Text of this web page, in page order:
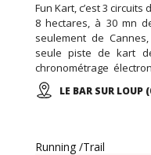
Fun Kart, c’est 3
8 hectares, à 30 mn
seulement de
seule piste de kart
chronométrage
de sécurité
restaurant sur place,
LE BAR SUR LOUP
Running /Trail